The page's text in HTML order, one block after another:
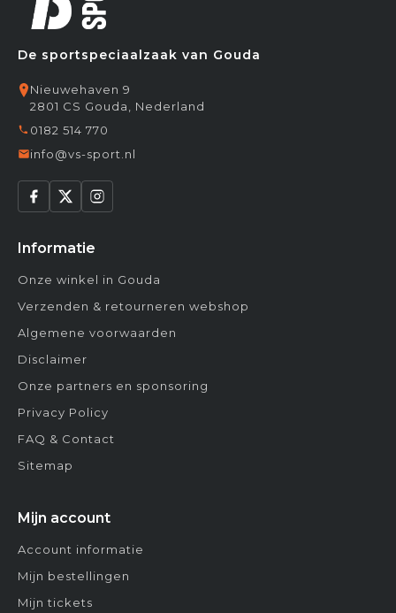
De sportspeciaalzaak van Gouda
Nieuwehaven 9
2801 CS Gouda, Nederland
0182 514 770
info@vs-sport.nl
Informatie
Onze winkel in Gouda
Verzenden & retourneren webshop
Algemene voorwaarden
Disclaimer
Onze partners en sponsoring
Privacy Policy
FAQ & Contact
Sitemap
Mijn account
Account informatie
Mijn bestellingen
Mijn tickets